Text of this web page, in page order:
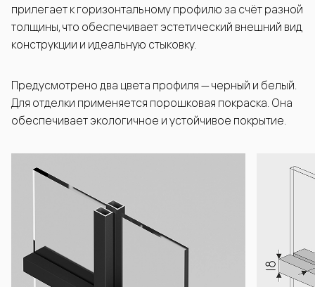
прилегает к горизонтальному профилю за счёт разной
толщины, что обеспечивает эстетический внешний вид
конструкции и идеальную стыковку.
Предусмотрено два цвета профиля — черный и белый.
Для отделки применяется порошковая покраска. Она
обеспечивает экологичное и устойчивое покрытие.